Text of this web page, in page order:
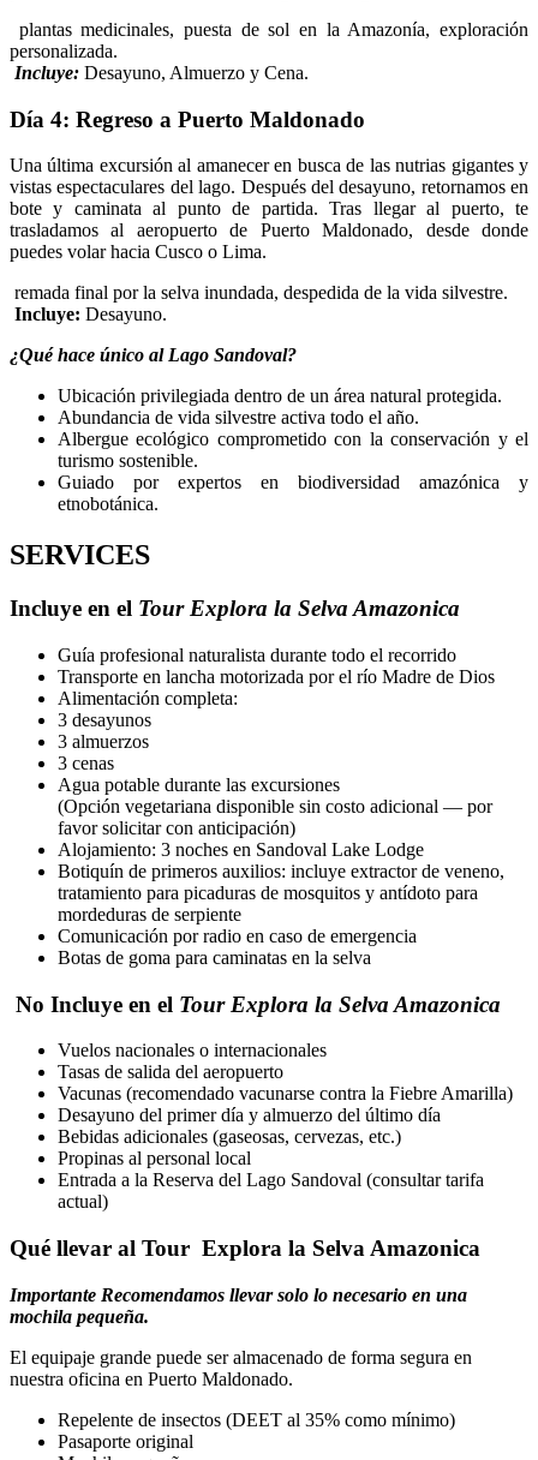
plantas medicinales, puesta de sol en la Amazonía, exploración
personalizada.
Incluye: Desayuno, Almuerzo y Cena.
Día 4: Regreso a Puerto Maldonado
Una última excursión al amanecer en busca de las nutrias gigantes y
vistas espectaculares del lago. Después del desayuno, retornamos en
bote y caminata al punto de partida. Tras llegar al puerto, te
trasladamos al aeropuerto de Puerto Maldonado, desde donde
puedes volar hacia Cusco o Lima.
remada final por la selva inundada, despedida de la vida silvestre.
Incluye: Desayuno.
¿Qué hace único al Lago Sandoval?
Ubicación privilegiada dentro de un área natural protegida.
Abundancia de vida silvestre activa todo el año.
Albergue ecológico comprometido con la conservación y el
turismo sostenible.
Guiado por expertos en biodiversidad amazónica y
etnobotánica.
SERVICES
Incluye en el Tour Explora la Selva Amazonica
Guía profesional naturalista durante todo el recorrido
Transporte en lancha motorizada por el río Madre de Dios
Alimentación completa:
3 desayunos
3 almuerzos
3 cenas
Agua potable durante las excursiones
(Opción vegetariana disponible sin costo adicional — por
favor solicitar con anticipación)
Alojamiento: 3 noches en Sandoval Lake Lodge
Botiquín de primeros auxilios: incluye extractor de veneno,
tratamiento para picaduras de mosquitos y antídoto para
mordeduras de serpiente
Comunicación por radio en caso de emergencia
Botas de goma para caminatas en la selva
No Incluye en el Tour Explora la Selva Amazonica
Vuelos nacionales o internacionales
Tasas de salida del aeropuerto
Vacunas (recomendado vacunarse contra la Fiebre Amarilla)
Desayuno del primer día y almuerzo del último día
Bebidas adicionales (gaseosas, cervezas, etc.)
Propinas al personal local
Entrada a la Reserva del Lago Sandoval (consultar tarifa
actual)
Qué llevar al Tour Explora la Selva Amazonica
Importante Recomendamos llevar solo lo necesario en una
mochila pequeña.
El equipaje grande puede ser almacenado de forma segura en
nuestra oficina en Puerto Maldonado.
Repelente de insectos (DEET al 35% como mínimo)
Pasaporte original